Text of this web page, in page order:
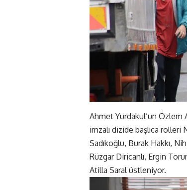
Ahmet Yurdakul’un Özlem
imzalı dizide başlıca rolleri
Sadıkoğlu, Burak Hakkı,
Rüzgar Diricanlı, Ergin
Atilla Saral üstleniyor.